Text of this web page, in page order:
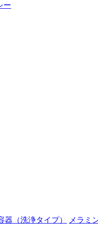
ー
器（洗浄タイプ） メラミ